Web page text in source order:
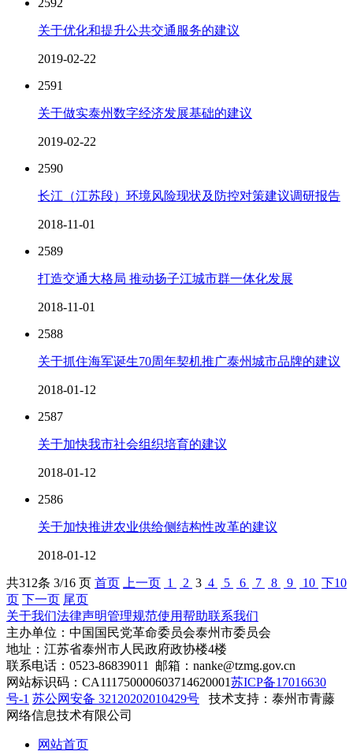
关于优化和提升公共交通服务的建议
2019-02-22
2591
关于做实泰州数字经济发展基础的建议
2019-02-22
2590
长江（江苏段）环境风险现状及防控对策建议调研报告
2018-11-01
2589
打造交通大格局 推动扬子江城市群一体化发展
2018-11-01
2588
关于抓住海军诞生70周年契机推广泰州城市品牌的建议
2018-01-12
2587
关于加快我市社会组织培育的建议
2018-01-12
2586
关于加快推进农业供给侧结构性改革的建议
2018-01-12
共312条 3/16 页 首页 上一页 1 2 3 4 5 6 7 8 9 10 下10
页 下一页 尾页
关于我们法律声明管理规范使用帮助联系我们
主办单位：中国国民党革命委员会泰州市委员会
地址：江苏省泰州市人民政府政协楼4楼
联系电话：0523-86839011 邮箱：nanke@tzmg.gov.cn
网站标识码：CA111750000603714620001苏ICP备17016630
号-1 苏公网安备 32120202010429号
技术支持：泰州市青藤
网络信息技术有限公司
网站首页